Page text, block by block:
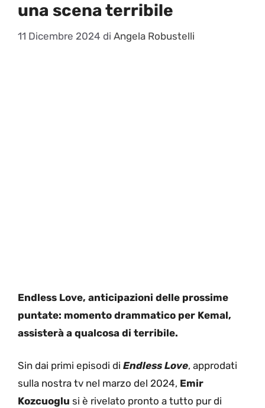
una scena terribile
11 Dicembre 2024 di Angela Robustelli
Endless Love, anticipazioni delle prossime
puntate: momento drammatico per Kemal,
assisterà a qualcosa di terribile.
Sin dai primi episodi di Endless Love, approdati
sulla nostra tv nel marzo del 2024, Emir
Kozcuoglu si è rivelato pronto a tutto pur di